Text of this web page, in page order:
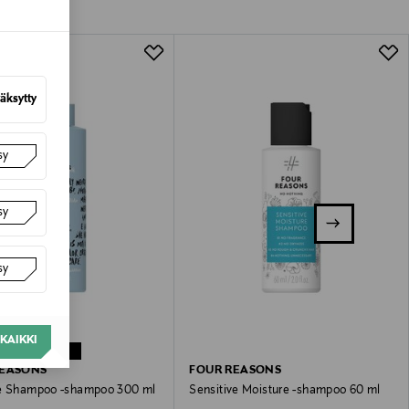
valittuun osoitteeseen.
–21%
Shampoo -shampoo 300 ml
FOUR REASONS
Sensitive Moisture -shampoo 60 ml